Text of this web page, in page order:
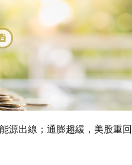
源出線；通膨趨緩，美股重回